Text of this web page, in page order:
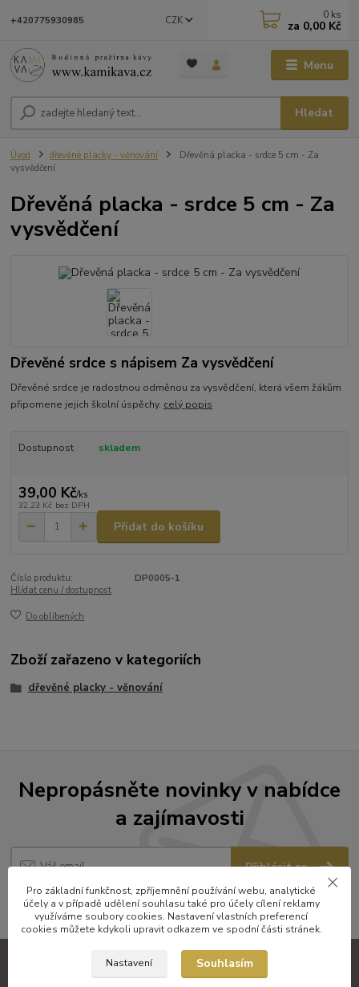
Menu
CZK
Hledat
+420775930985 0 ks
za 0,00 Kč
Úvod dřevěné placky - věnování
Dřevěná placka - srdce 5 cm - Za
vysvědčení
Dřevěná placka - srdce 5 cm - Za
vysvědčení
Dřevěné srdce s nápisem Za vysvědčení
Dřevěné srdce je radostnou odměnou za vysvědčení, která všem žákům
připomene jejich školní úspěchy. celý popis
Dostupnost skladem
39,00 Kč/ks
32,23 Kč bez DPH
Přidat do košíku
Číslo produktu:
DP0005-1
Hlídat cenu / dostupnost
Do oblíbených
Zboží zařazeno v kategoriích
dřevěné placky - věnování
Nepropásněte novinky v nabídce
a zajímavosti
Přihlásit se
Souhlasím sezpracováním osobních údajůza účelem rozesílky newsletteru.
Pro základní funkčnost, zpříjemnění používání webu, analytické
účely a v případě udělení souhlasu také pro účely cílení reklamy
využíváme soubory cookies. Nastavení vlastních preferencí
cookies můžete kdykoli upravit odkazem ve spodní části stránek.
Nastavení Souhlasím